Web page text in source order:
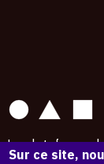
La plateforme
conserver et
Sur ce site,